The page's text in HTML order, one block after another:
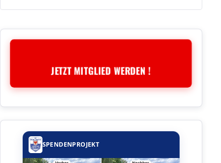
JETZT MITGLIED WERDEN !
SPENDENPROJEKT